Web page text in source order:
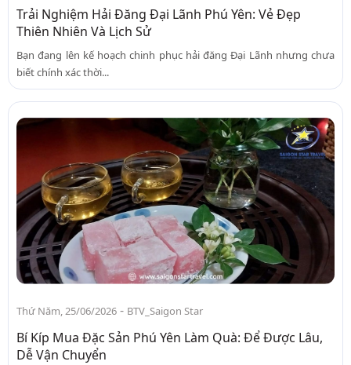
Trải Nghiệm Hải Đăng Đại Lãnh Phú Yên: Vẻ Đẹp
Thiên Nhiên Và Lịch Sử
Bạn đang lên kế hoạch chinh phục hải đăng Đại Lãnh nhưng chưa
biết chính xác thời...
Thứ Năm, 25/06/2026 - BTV_Saigon Star
Bí Kíp Mua Đặc Sản Phú Yên Làm Quà: Để Được Lâu,
Dễ Vận Chuyển